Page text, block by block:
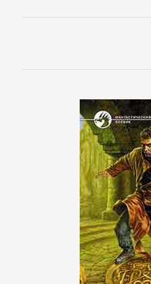
Социология
Техническая
Философия
Юриспруденция,